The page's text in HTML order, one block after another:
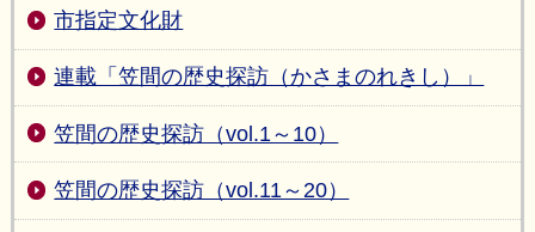
市指定文化財
連載「笠間の歴史探訪（かさまのれきし）」
笠間の歴史探訪（vol.1～10）
笠間の歴史探訪（vol.11～20）